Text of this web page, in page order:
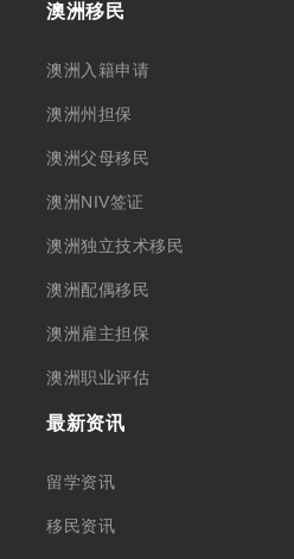
澳洲移民
澳洲入籍申请
澳洲州担保
澳洲父母移民
澳洲NIV签证
澳洲独立技术移民
澳洲配偶移民
澳洲雇主担保
澳洲职业评估
最新资讯
留学资讯
移民资讯